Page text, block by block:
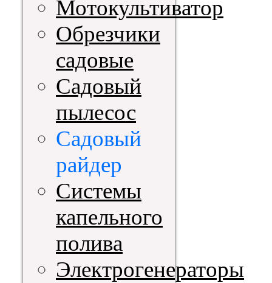
Мотокультиватор
Обрезчики
садовые
Садовый
пылесос
Садовый
райдер
Системы
капельного
полива
Электрогенераторы